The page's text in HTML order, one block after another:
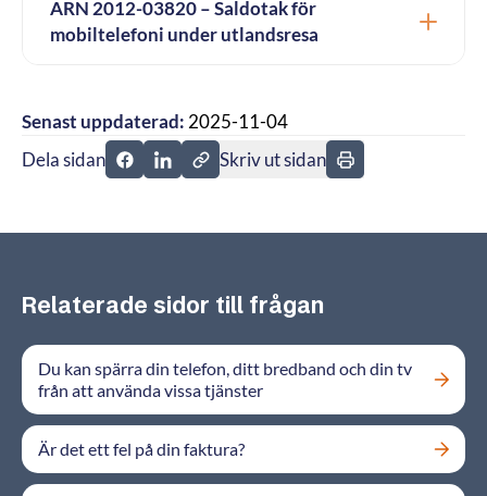
ARN 2012-03820 – Saldotak för
mobiltelefoni under utlandsresa
Senast uppdaterad: 2025-11-04
Dela sidan
Dela sidan på Facebook
Dela sidan på Linkedin
Skriv ut sidan
Relaterade sidor till frågan
Du kan spärra din telefon, ditt bredband och din tv
från att använda vissa tjänster
Är det ett fel på din faktura?